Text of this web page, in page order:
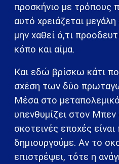
προσκήνιο με τρόπους
αυτό χρειάζεται
μην χαθεί ό,τι
κόπο και αίμα.
Και εδώ βρίσκω κάτι
σχέση των δύο
Μέσα στο
υπενθυμίζει στον Μπεν
σκοτεινές εποχές
δημιουργούμε. Αν το
επιστρέψει, τότε η